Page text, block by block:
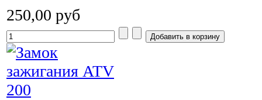
250,00 руб